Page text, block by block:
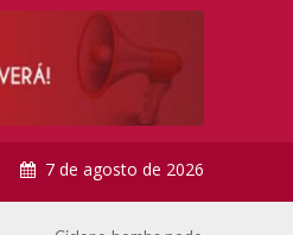
7 de agosto de 2026